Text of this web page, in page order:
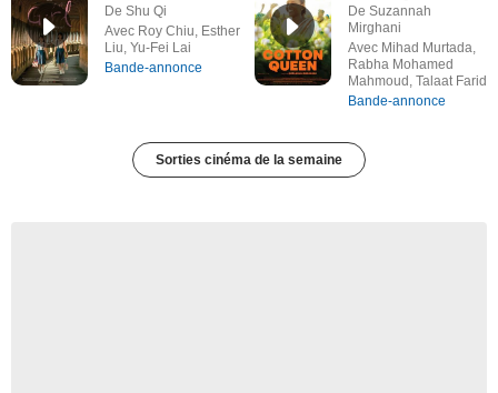
De Shu Qi
Avec Roy Chiu, Esther
Liu, Yu-Fei Lai
Bande-annonce
De Suzannah
Mirghani
Avec Mihad Murtada,
Rabha Mohamed
Mahmoud, Talaat Farid
Bande-annonce
Sorties cinéma de la semaine